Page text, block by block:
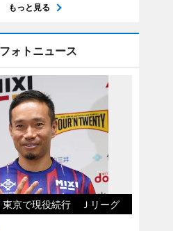
もっと見る
ォトニュース
東京で現役続行 Ｊリーグ